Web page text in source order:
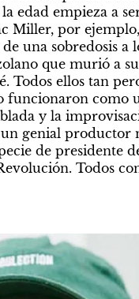
edad empieza a
Miller, por
una sobredosis a
que murió a
Todos ellos tan
como
y la
genial productor
de presidente
Todos